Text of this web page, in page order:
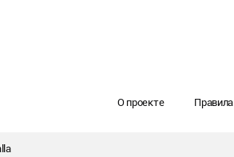
О проекте Правила